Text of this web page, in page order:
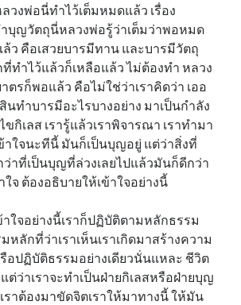
วงพ่อนี่ทำไว้เต็มหมดแล้ว เรื่อง
บุญวัตถุนี่หลวงพ่อรู้ว่าเต็มว่าพอหมด
ว คือเสวยบารมีทาน และบารมีวัตถุ
ทำไว้แล้วก็เหลือแล้ว ไม่ต้องทำ หลวง
รก็พอแล้ว คือไม่ใช่ว่าเราคิดว่า เออ
นทำบารมีอะไรบางอย่าง มาเป็นกำลัง
กิเลส เรารู้แล้วเราพิจารณา เราทำมา
าใจนะทีนี้ มันก็เป็นบุญอยู่ แต่ว่าสิ่งที่
าที่เป็นบุญที่ล่วงเลยไปแล้วมันก็ดีกว่า
ใจ ต้องอธิบายให้เข้าใจอย่างนี้
าใจอย่างนี้เราก็ปฏิบัติตามหลักธรรม
ลักที่ว่าเราเห็นเราเกิดมาสร้างความ
อปฏิบัติธรรมอย่างเดียวนั่นแหละ ชีวิต
ว่าเราจะทำเป็นฝ่ายกิเลสหรือฝ่ายบุญ
ราต้องมาขัดจิตเราให้มาทางนี้ ให้มัน